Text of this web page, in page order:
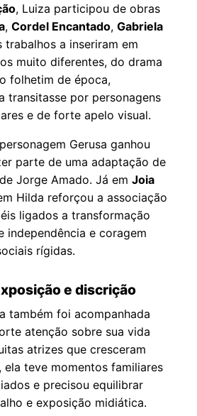
, Luiza participou de obras
,Cordel Encantado,Gabriela
trabalhos a inseriram em
muito diferentes, do drama
folhetim de época,
transitasse por personagens
e de forte apelo visual.
Gerusa ganhou
parte de uma adaptação de
Jorge Amado. Já emJoia
Hilda reforçou a associação
ligados a transformação
independência e coragem
rígidas.
e discrição
também foi acompanhada
atenção sobre sua vida
atrizes que cresceram
teve momentos familiares
e precisou equilibrar
e exposição midiática.